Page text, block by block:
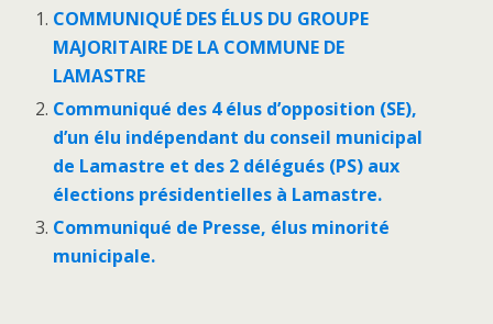
COMMUNIQUÉ DES ÉLUS DU GROUPE
MAJORITAIRE DE LA COMMUNE DE
LAMASTRE
Communiqué des 4 élus d’opposition (SE),
d’un élu indépendant du conseil municipal
de Lamastre et des 2 délégués (PS) aux
élections présidentielles à Lamastre.
Communiqué de Presse, élus minorité
municipale.